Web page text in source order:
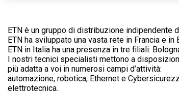
ETN è un gruppo di distribuzione indipendente
ETN ha sviluppato una vasta rete in Francia e
ETN in Italia ha una presenza in tre filiali:
I nostri tecnici specialisti mettono a
più adatta a voi in numerosi campi d’attività:
automazione, robotica, Ethernet e
elettrotecnica.